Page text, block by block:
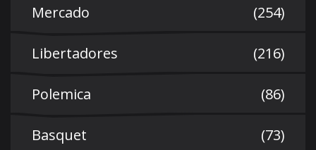
Mercado (254)
Libertadores (216)
Polemica (86)
Basquet (73)